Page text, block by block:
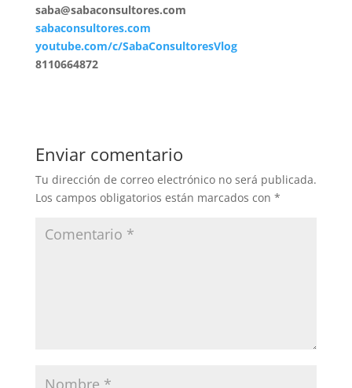
saba@sabaconsultores.com
sabaconsultores.com
youtube.com/c/SabaConsultoresVlog
8110664872
Enviar comentario
Tu dirección de correo electrónico no será publicada.
Los campos obligatorios están marcados con *